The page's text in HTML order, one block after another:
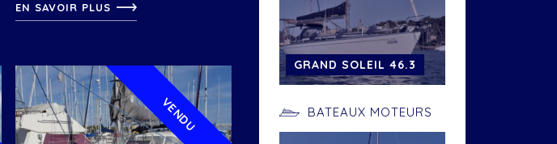
EN SAVOIR PLUS
VENDU
GRAND SOLEIL 46.3
BATEAUX MOTEURS